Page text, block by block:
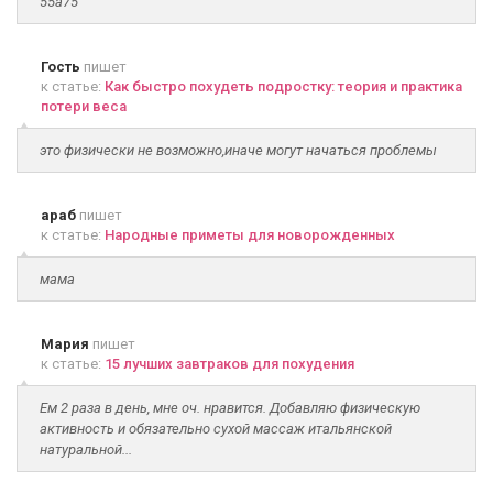
Гость пишет
к статье: Как быстро похудеть подростку: теория и практика
потери веса
это физически не возможно,иначе могут начаться проблемы
араб пишет
к статье: Народные приметы для новорожденных
мама
Мария пишет
к статье: 15 лучших завтраков для похудения
Ем 2 раза в день, мне оч. нравится. Добавляю физическую
активность и обязательно сухой массаж итальянской
натуральной...